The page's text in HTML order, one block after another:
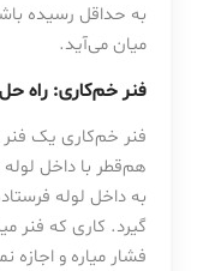
به حداقل رسیده
میان می‌آید.
فنر خم‌کاری: راه
فنر خم‌کاری یک
هم‌قطر با داخل
به داخل لوله
گیرد. کاری که فنر
فشار میاره و